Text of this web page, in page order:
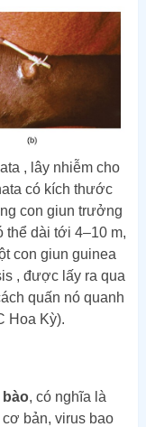
, lây nhiễm cho
có kích thước
con giun trưởng
dài tới 4–10 m,
con giun guinea
, được lấy ra qua
quấn nó quanh
Hoa Kỳ).
bào, có nghĩa là
bản, virus bao